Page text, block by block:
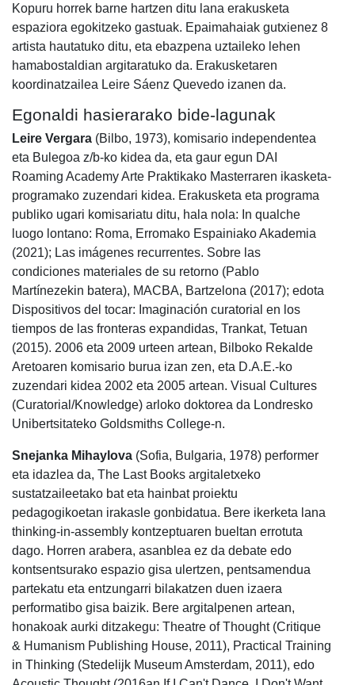
Kopuru horrek barne hartzen ditu lana erakusketa
espaziora egokitzeko gastuak. Epaimahaiak gutxienez 8
artista hautatuko ditu, eta ebazpena uztaileko lehen
hamabostaldian argitaratuko da. Erakusketaren
koordinatzailea Leire Sáenz Quevedo izanen da.
Egonaldi hasierarako bide-lagunak
Leire Vergara (Bilbo, 1973), komisario independentea
eta Bulegoa z/b-ko kidea da, eta gaur egun DAI
Roaming Academy Arte Praktikako Masterraren ikasketa-
programako zuzendari kidea. Erakusketa eta programa
publiko ugari komisariatu ditu, hala nola: In qualche
luogo lontano: Roma, Erromako Espainiako Akademia
(2021); Las imágenes recurrentes. Sobre las
condiciones materiales de su retorno (Pablo
Martínezekin batera), MACBA, Bartzelona (2017); edota
Dispositivos del tocar: Imaginación curatorial en los
tiempos de las fronteras expandidas, Trankat, Tetuan
(2015). 2006 eta 2009 urteen artean, Bilboko Rekalde
Aretoaren komisario burua izan zen, eta D.A.E.-ko
zuzendari kidea 2002 eta 2005 artean. Visual Cultures
(Curatorial/Knowledge) arloko doktorea da Londresko
Unibertsitateko Goldsmiths College-n.
Snejanka Mihaylova (Sofia, Bulgaria, 1978) performer
eta idazlea da, The Last Books argitaletxeko
sustatzaileetako bat eta hainbat proiektu
pedagogikoetan irakasle gonbidatua. Bere ikerketa lana
thinking-in-assembly kontzeptuaren bueltan errotuta
dago. Horren arabera, asanblea ez da debate edo
kontsentsurako espazio gisa ulertzen, pentsamendua
partekatu eta entzungarri bilakatzen duen izaera
performatibo gisa baizik. Bere argitalpenen artean,
honakoak aurki ditzakegu: Theatre of Thought (Critique
& Humanism Publishing House, 2011), Practical Training
in Thinking (Stedelijk Museum Amsterdam, 2011), edo